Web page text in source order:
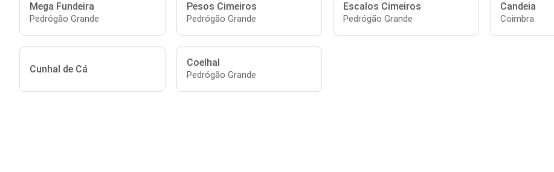
Mega Fundeira
Pedrógão Grande
Pesos Cimeiros
Pedrógão Grande
Escalos Cimeiros
Pedrógão Grande
Candeia
Coimbra
Cunhal de Cá
Coelhal
Pedrógão Grande